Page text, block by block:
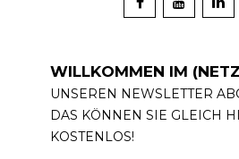
WILLKOMMEN IM
UNSEREN NEWSLETTER
DAS KÖNNEN SIE GLEICH
KOSTENLOS!